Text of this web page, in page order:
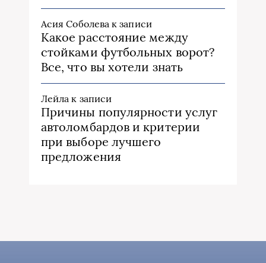
Асия Соболева к записи
Какое расстояние между
стойками футбольных ворот?
Все, что вы хотели знать
Лейла к записи
Причины популярности услуг
автоломбардов и критерии
при выборе лучшего
предложения